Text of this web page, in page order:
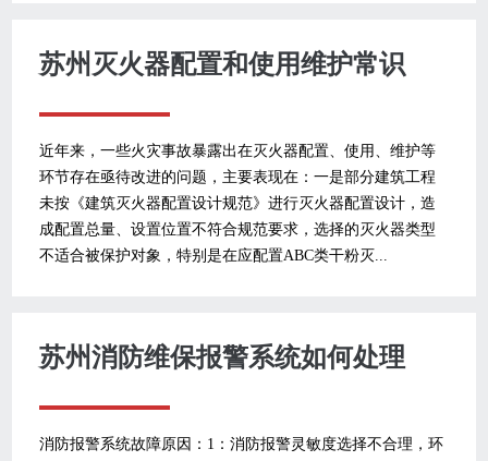
苏州灭火器配置和使用维护常识
近年来，一些火灾事故暴露出在灭火器配置、使用、维护等
环节存在亟待改进的问题，主要表现在：一是部分建筑工程
未按《建筑灭火器配置设计规范》进行灭火器配置设计，造
成配置总量、设置位置不符合规范要求，选择的灭火器类型
不适合被保护对象，特别是在应配置ABC类干粉灭...
苏州消防维保报警系统如何处理
消防报警系统故障原因：1：消防报警灵敏度选择不合理，环